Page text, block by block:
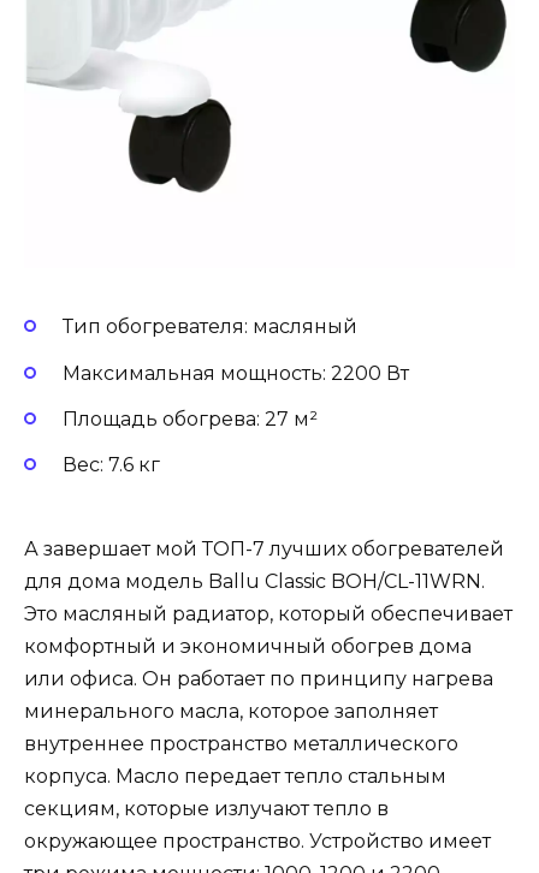
Тип обогревателя: масляный
Максимальная мощность: 2200 Вт
Площадь обогрева: 27 м²
Вес: 7.6 кг
А завершает мой ТОП-7 лучших обогревателей
для дома модель Ballu Classic BOH/CL-11WRN.
Это масляный радиатор, который обеспечивает
комфортный и экономичный обогрев дома
или офиса. Он работает по принципу нагрева
минерального масла, которое заполняет
внутреннее пространство металлического
корпуса. Масло передает тепло стальным
секциям, которые излучают тепло в
окружающее пространство. Устройство имеет